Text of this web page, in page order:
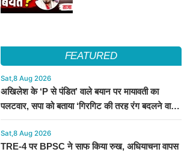
FEATURED
Sat,8 Aug 2026
अखिलेश के ‘P से पंडित’ वाले बयान पर मायावती का
पलटवार, सपा को बताया ‘गिरगिट की तरह रंग बदलने वाली
पार्टी’
Sat,8 Aug 2026
TRE-4 पर BPSC ने साफ किया रुख, अधियाचना वापस